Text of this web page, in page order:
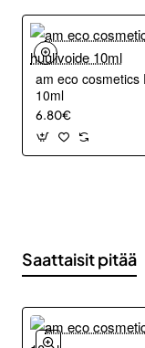
am eco cosmetics
10ml
6.80€
Saattaisit pitää